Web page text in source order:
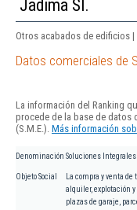
Jadima Sl.
Otros acabados de edificios |
Datos comerciales de
La información del Ranking
procede de la base de datos
(S.M.E.). Más información
Denominación Soluciones
Objeto Social
La compra y venta
alquiler, explotación
plazas de garaje,